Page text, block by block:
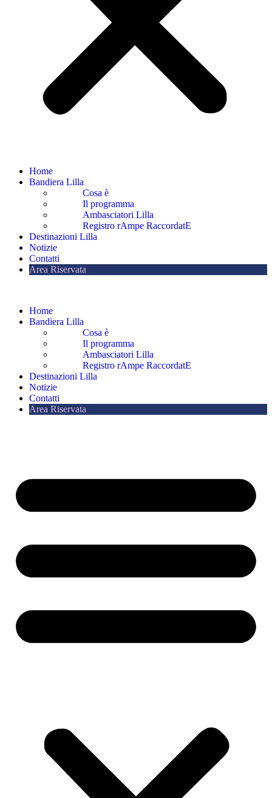
Home
Bandiera Lilla
Cosa è
Il programma
Ambasciatori Lilla
Registro rAmpe RaccordatE
Destinazioni Lilla
Notizie
Contatti
Area Riservata
Home
Bandiera Lilla
Cosa è
Il programma
Ambasciatori Lilla
Registro rAmpe RaccordatE
Destinazioni Lilla
Notizie
Contatti
Area Riservata